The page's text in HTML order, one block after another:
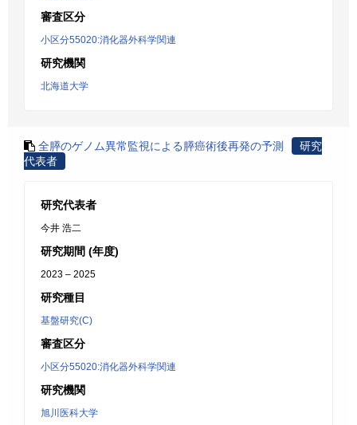
審査区分
小区分55020:消化器外科学関連
研究機関
北海道大学
全膵のゲノム異常監視による膵癌術後再発の予測
研究
代表者
研究代表者
今井 浩二
研究期間 (年度)
2023 – 2025
研究種目
基盤研究(C)
審査区分
小区分55020:消化器外科学関連
研究機関
旭川医科大学